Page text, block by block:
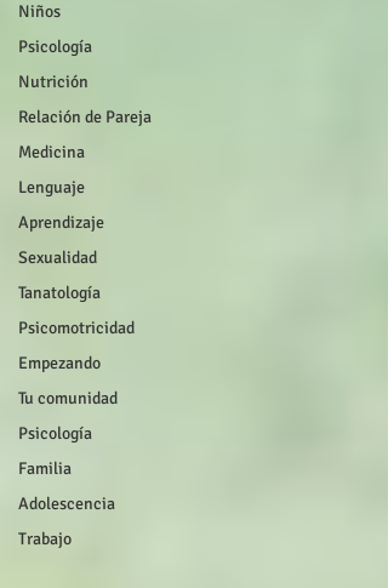
Niños
Psicología
Nutrición
Relación de Pareja
Medicina
Lenguaje
Aprendizaje
Sexualidad
Tanatología
Psicomotricidad
Empezando
Tu comunidad
Psicología
Familia
Adolescencia
Trabajo